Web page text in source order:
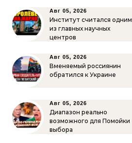
Авг 05, 2026
Институт считался одним
из главных научных
центров
Авг 05, 2026
Вменяемый россиянин
обратился к Украине
Авг 05, 2026
Диапазон реально
возможного для Помойки
выбора